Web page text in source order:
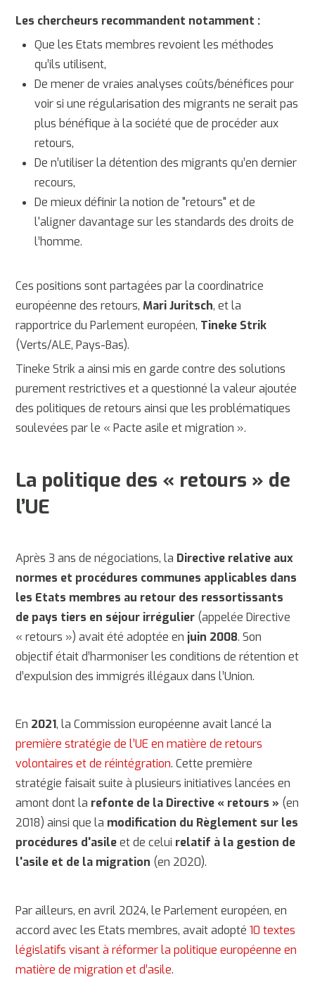
Les chercheurs recommandent notamment :
Que les Etats membres revoient les méthodes
qu’ils utilisent,
De mener de vraies analyses coûts/bénéfices pour
voir si une régularisation des migrants ne serait pas
plus bénéfique à la société que de procéder aux
retours,
De n’utiliser la détention des migrants qu’en dernier
recours,
De mieux définir la notion de "retours" et de
l'aligner davantage sur les standards des droits de
l’homme.
Ces positions sont partagées par la coordinatrice
européenne des retours,Mari Juritsch, et la
rapportrice du Parlement européen, Tineke Strik
(Verts/ALE, Pays-Bas).
Tineke Strik a ainsi mis en garde contre des solutions
purement restrictives et a questionné la valeur ajoutée
des politiques de retours ainsi que les problématiques
soulevées par le « Pacte asile et migration ».
La politique des « retours » de
l’UE
Après 3 ans de négociations, la Directive relative aux
normes et procédures communes applicables dans
les Etats membres au retour des ressortissants
de pays tiers en séjour irrégulier (appelée Directive
« retours ») avait été adoptée en juin 2008. Son
objectif était d’harmoniser les conditions de rétention et
d’expulsion des immigrés illégaux dans l’Union.
En 2021, la Commission européenne avait lancé la
première stratégie de l’UE en matière de retours
volontaires et de réintégration. Cette première
stratégie faisait suite à plusieurs initiatives lancées en
amont dont la refonte de la Directive « retours » (en
2018) ainsi que la modification du Règlement sur les
procédures d'asileet de celui relatif à la gestion de
l'asile et de la migration (en 2020).
Par ailleurs, en avril 2024, le Parlement européen, en
accord avec les Etats membres, avait adopté10 textes
législatifs visant à réformer la politique européenne en
matière de migration et d’asile.